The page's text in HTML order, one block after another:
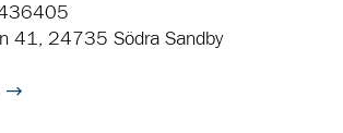
41, 24735 Södra Sandby